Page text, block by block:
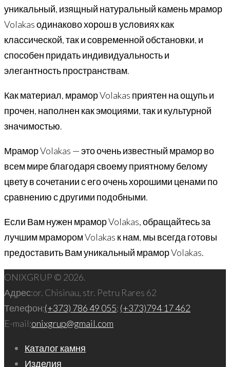
уникальный, изящный натуральный камень мрамор
Volakas одинаково хорош в условиях как
классической, так и современной обстановки, и
способен придать индивидуальность и
элегантность пространствам.
Как материал, мрамор Volakas приятен на ощупь и
прочен, наполнен как эмоциями, так и культурной
значимостью.
Мрамор Volakas — это очень известный мрамор во
всем мире благодаря своему приятному белому
цвету в сочетании с его очень хорошими ценами по
сравнению с другими подобными.
Если Вам нужен мрамор Volakas, обращайтесь за
лучшим мрамором Volakas к нам, мы всегда готовы
предоставить Вам уникальный мрамор Volakas.
ONIXGRUP © 2026.
Адрес:or. Chisinau, str. Petru Rares 62
Телефон:(+373) 786 49 055; (+373)794 17 462
E-mail:onixgrup@gmail.com
Каталог камня
Изделия